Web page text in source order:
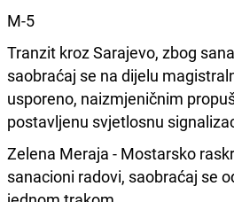
M-5
Tranzit kroz Sarajevo, zbog
saobraćaj se na dijelu
usporeno, naizmjeničnim
postavljenu svjetlosnu
Zelena Meraja - Mostarsko
sanacioni radovi, saobraćaj se